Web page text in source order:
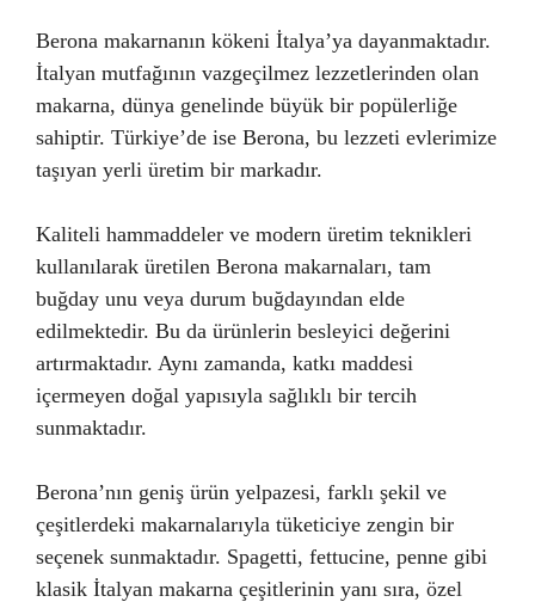
Berona makarnanın kökeni İtalya’ya dayanmaktadır.
İtalyan mutfağının vazgeçilmez lezzetlerinden olan
makarna, dünya genelinde büyük bir popülerliğe
sahiptir. Türkiye’de ise Berona, bu lezzeti evlerimize
taşıyan yerli üretim bir markadır.
Kaliteli hammaddeler ve modern üretim teknikleri
kullanılarak üretilen Berona makarnaları, tam
buğday unu veya durum buğdayından elde
edilmektedir. Bu da ürünlerin besleyici değerini
artırmaktadır. Aynı zamanda, katkı maddesi
içermeyen doğal yapısıyla sağlıklı bir tercih
sunmaktadır.
Berona’nın geniş ürün yelpazesi, farklı şekil ve
çeşitlerdeki makarnalarıyla tüketiciye zengin bir
seçenek sunmaktadır. Spagetti, fettucine, penne gibi
klasik İtalyan makarna çeşitlerinin yanı sıra, özel